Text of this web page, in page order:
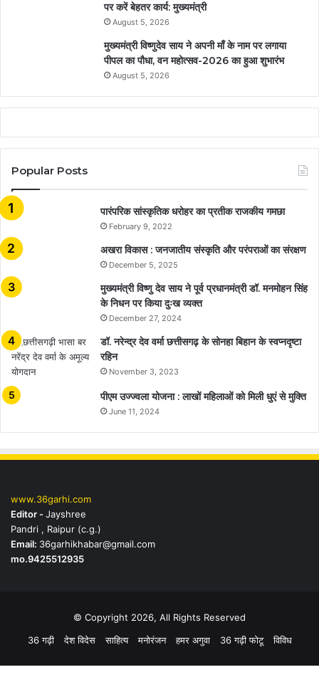
पर करें बेहतर कार्य: मुख्यमंत्री
August 5, 2026
मुख्यमंत्री विष्णुदेव साय ने अपनी माँ के नाम पर लगाया
पीपल का पौधा, वन महोत्सव-2026 का हुआ शुभारंभ
August 5, 2026
Popular Posts
​​​​​​​पारंपरिक सांस्कृतिक धरोहर का प्रतीक राजकीय गमछा
February 9, 2022
अखरा विकास : जनजातीय संस्कृति और परंपराओं का संरक्षण
December 5, 2025
मुख्यमंत्री विष्णु देव साय ने पूर्व प्रधानमंत्री डॉ. मनमोहन सिंह
के निधन पर किया दुःख व्यक्त
December 27, 2024
डॉ. नरेन्द्र देव वर्मा छत्तीसगढ़ के सोनहा बिहान के स्वप्नदृष्टा
रहिन
November 3, 2023
पीएम उज्ज्वला योजना : लाखों महिलाओं को मिली धुएं से मुक्ति
June 11, 2024
www.36garhi.com
Editor -Jayshree
Pandri , Raipur (c.g.)
Email: 36garhikhabar@gmail.com
mo.9425512935
© Copyright 2026, All Rights Reserved
36 गढ़ी
देश विदेस साहित्य मनोरंजन हमर अगुवा 36 गढ़ी फोटू विविध